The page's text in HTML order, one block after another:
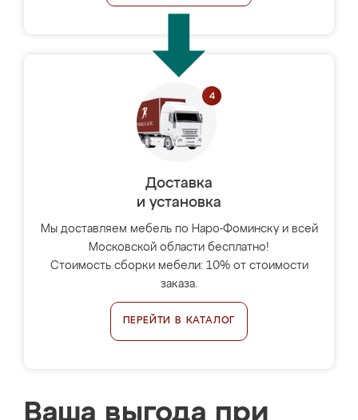
Доставка
и установка
Мы доставляем мебель по Наро-Фоминску и всей
Московской области бесплатно!
Стоимость сборки мебели: 10% от стоимости
заказа.
ПЕРЕЙТИ В КАТАЛОГ
Ваша выгода при